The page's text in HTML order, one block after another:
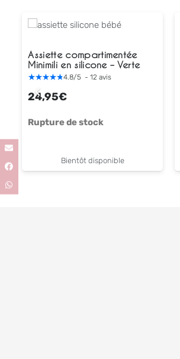
Assiette compartimentée
Minimili en silicone – Verte
4.8/5 -12avis
24,95€
Rupture de stock
Bientôt disponible